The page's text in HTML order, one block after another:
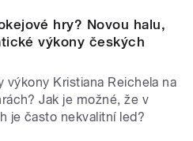
hry? Novou halu,
výkony českých
výkony Kristiana Reichela na
Jak je možné, že v
je často nekvalitní led?